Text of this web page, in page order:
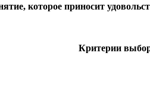
которое приносит
Критерии